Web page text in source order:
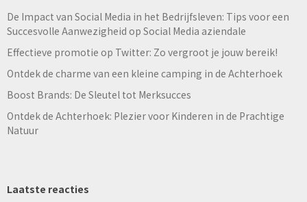
De Impact van Social Media in het Bedrijfsleven: Tips voor een
Succesvolle Aanwezigheid op Social Media aziendale
Effectieve promotie op Twitter: Zo vergroot je jouw bereik!
Ontdek de charme van een kleine camping in de Achterhoek
Boost Brands: De Sleutel tot Merksucces
Ontdek de Achterhoek: Plezier voor Kinderen in de Prachtige
Natuur
Laatste reacties